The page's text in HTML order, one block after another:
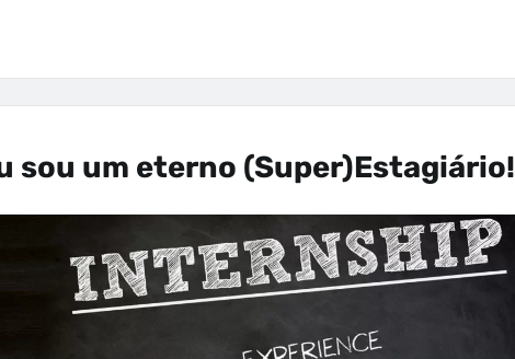
sou um eterno (Super)Estagiário!